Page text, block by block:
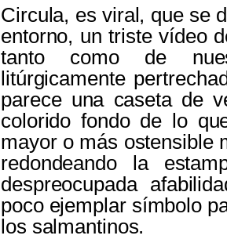
Circula, es viral, que se
entorno, un triste vídeo
tanto como de
litúrgicamente
parece una caseta de
colorido fondo de lo
mayor o más ostensible
redondeando la
despreocupada
poco ejemplar símbolo
los salmantinos.